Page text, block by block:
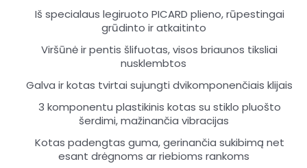
Iš specialaus legiruoto PICARD plieno, rūpestingai
grūdinto ir atkaitinto
Viršūnė ir pentis šlifuotas, visos briaunos tiksliai
nusklembtos
Galva ir kotas tvirtai sujungti dvikomponenčiais klijais
3 komponentu plastikinis kotas su stiklo pluošto
šerdimi, mažinančia vibracijas
Kotas padengtas guma, gerinančia sukibimą net
esant drėgnoms ar riebioms rankoms